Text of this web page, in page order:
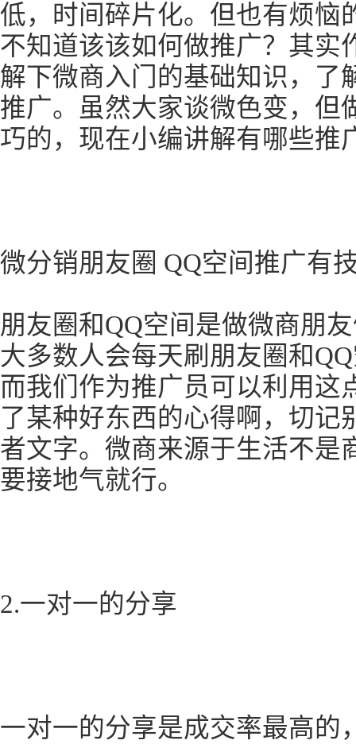
低，时间碎片化。但也有烦恼
不知道该该如何做推广？其实
解下微商入门的基础知识，了
推广。虽然大家谈微色变，但
巧的，现在小编讲解有哪些推
微分销朋友圈 QQ空间推广有
朋友圈和QQ空间是做微商朋
大多数人会每天刷朋友圈和
而我们作为推广员可以利用这
了某种好东西的心得啊，切记
者文字。微商来源于生活不是
要接地气就行。
2.一对一的分享
一对一的分享是成交率最高的